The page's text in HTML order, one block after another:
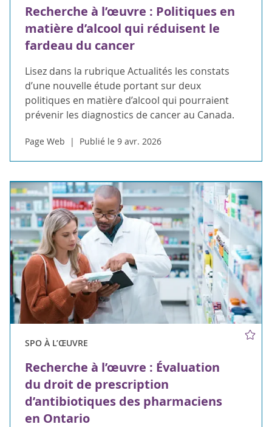
Recherche à l’œuvre : Politiques en
matière d’alcool qui réduisent le
fardeau du cancer
Lisez dans la rubrique Actualités les constats
d’une nouvelle étude portant sur deux
politiques en matière d’alcool qui pourraient
prévenir les diagnostics de cancer au Canada.
Page Web Publié le 9 avr. 2026
SPO À L’ŒUVRE
Recherche à l’œuvre : Évaluation
du droit de prescription
d’antibiotiques des pharmaciens
en Ontario